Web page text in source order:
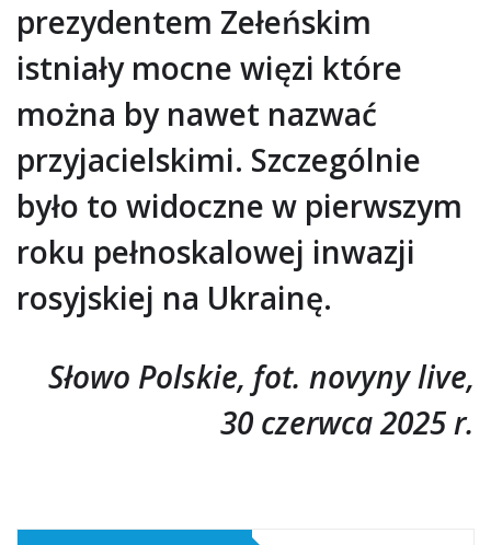
prezydentem Zełeńskim
istniały mocne więzi które
można by nawet nazwać
przyjacielskimi. Szczególnie
było to widoczne w pierwszym
roku pełnoskalowej inwazji
rosyjskiej na Ukrainę.
Słowo Polskie, fot. novyny live,
30 czerwca 2025 r.